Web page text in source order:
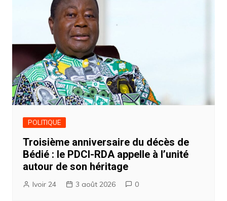
POLITIQUE
Troisième anniversaire du décès de
Bédié : le PDCI-RDA appelle à l’unité
autour de son héritage
Ivoir 24 3 août 2026 0